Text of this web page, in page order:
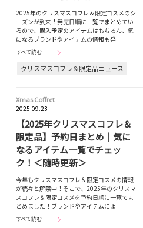
2025年のクリスマスコフレ＆限定コスメのシ
ーズンが到来！発売日順に一覧でまとめてい
るので、購入予定のアイテムはもちろん、気
になるブランドやアイテムの情報も発…
すべて読む
クリスマスコフレ＆限定品ニュース
Xmas Coffret
2025.09.23
【2025年クリスマスコフレ＆
限定品】予約日まとめ｜気に
なるアイテム一覧でチェッ
ク！＜随時更新＞
今年もクリスマスコフレ＆限定コスメの情報
が続々と解禁中！そこで、2025年のクリスマ
スコフレ＆限定コスメを予約日順に一覧でま
とめました！ブランドやアイテムによ…
すべて読む